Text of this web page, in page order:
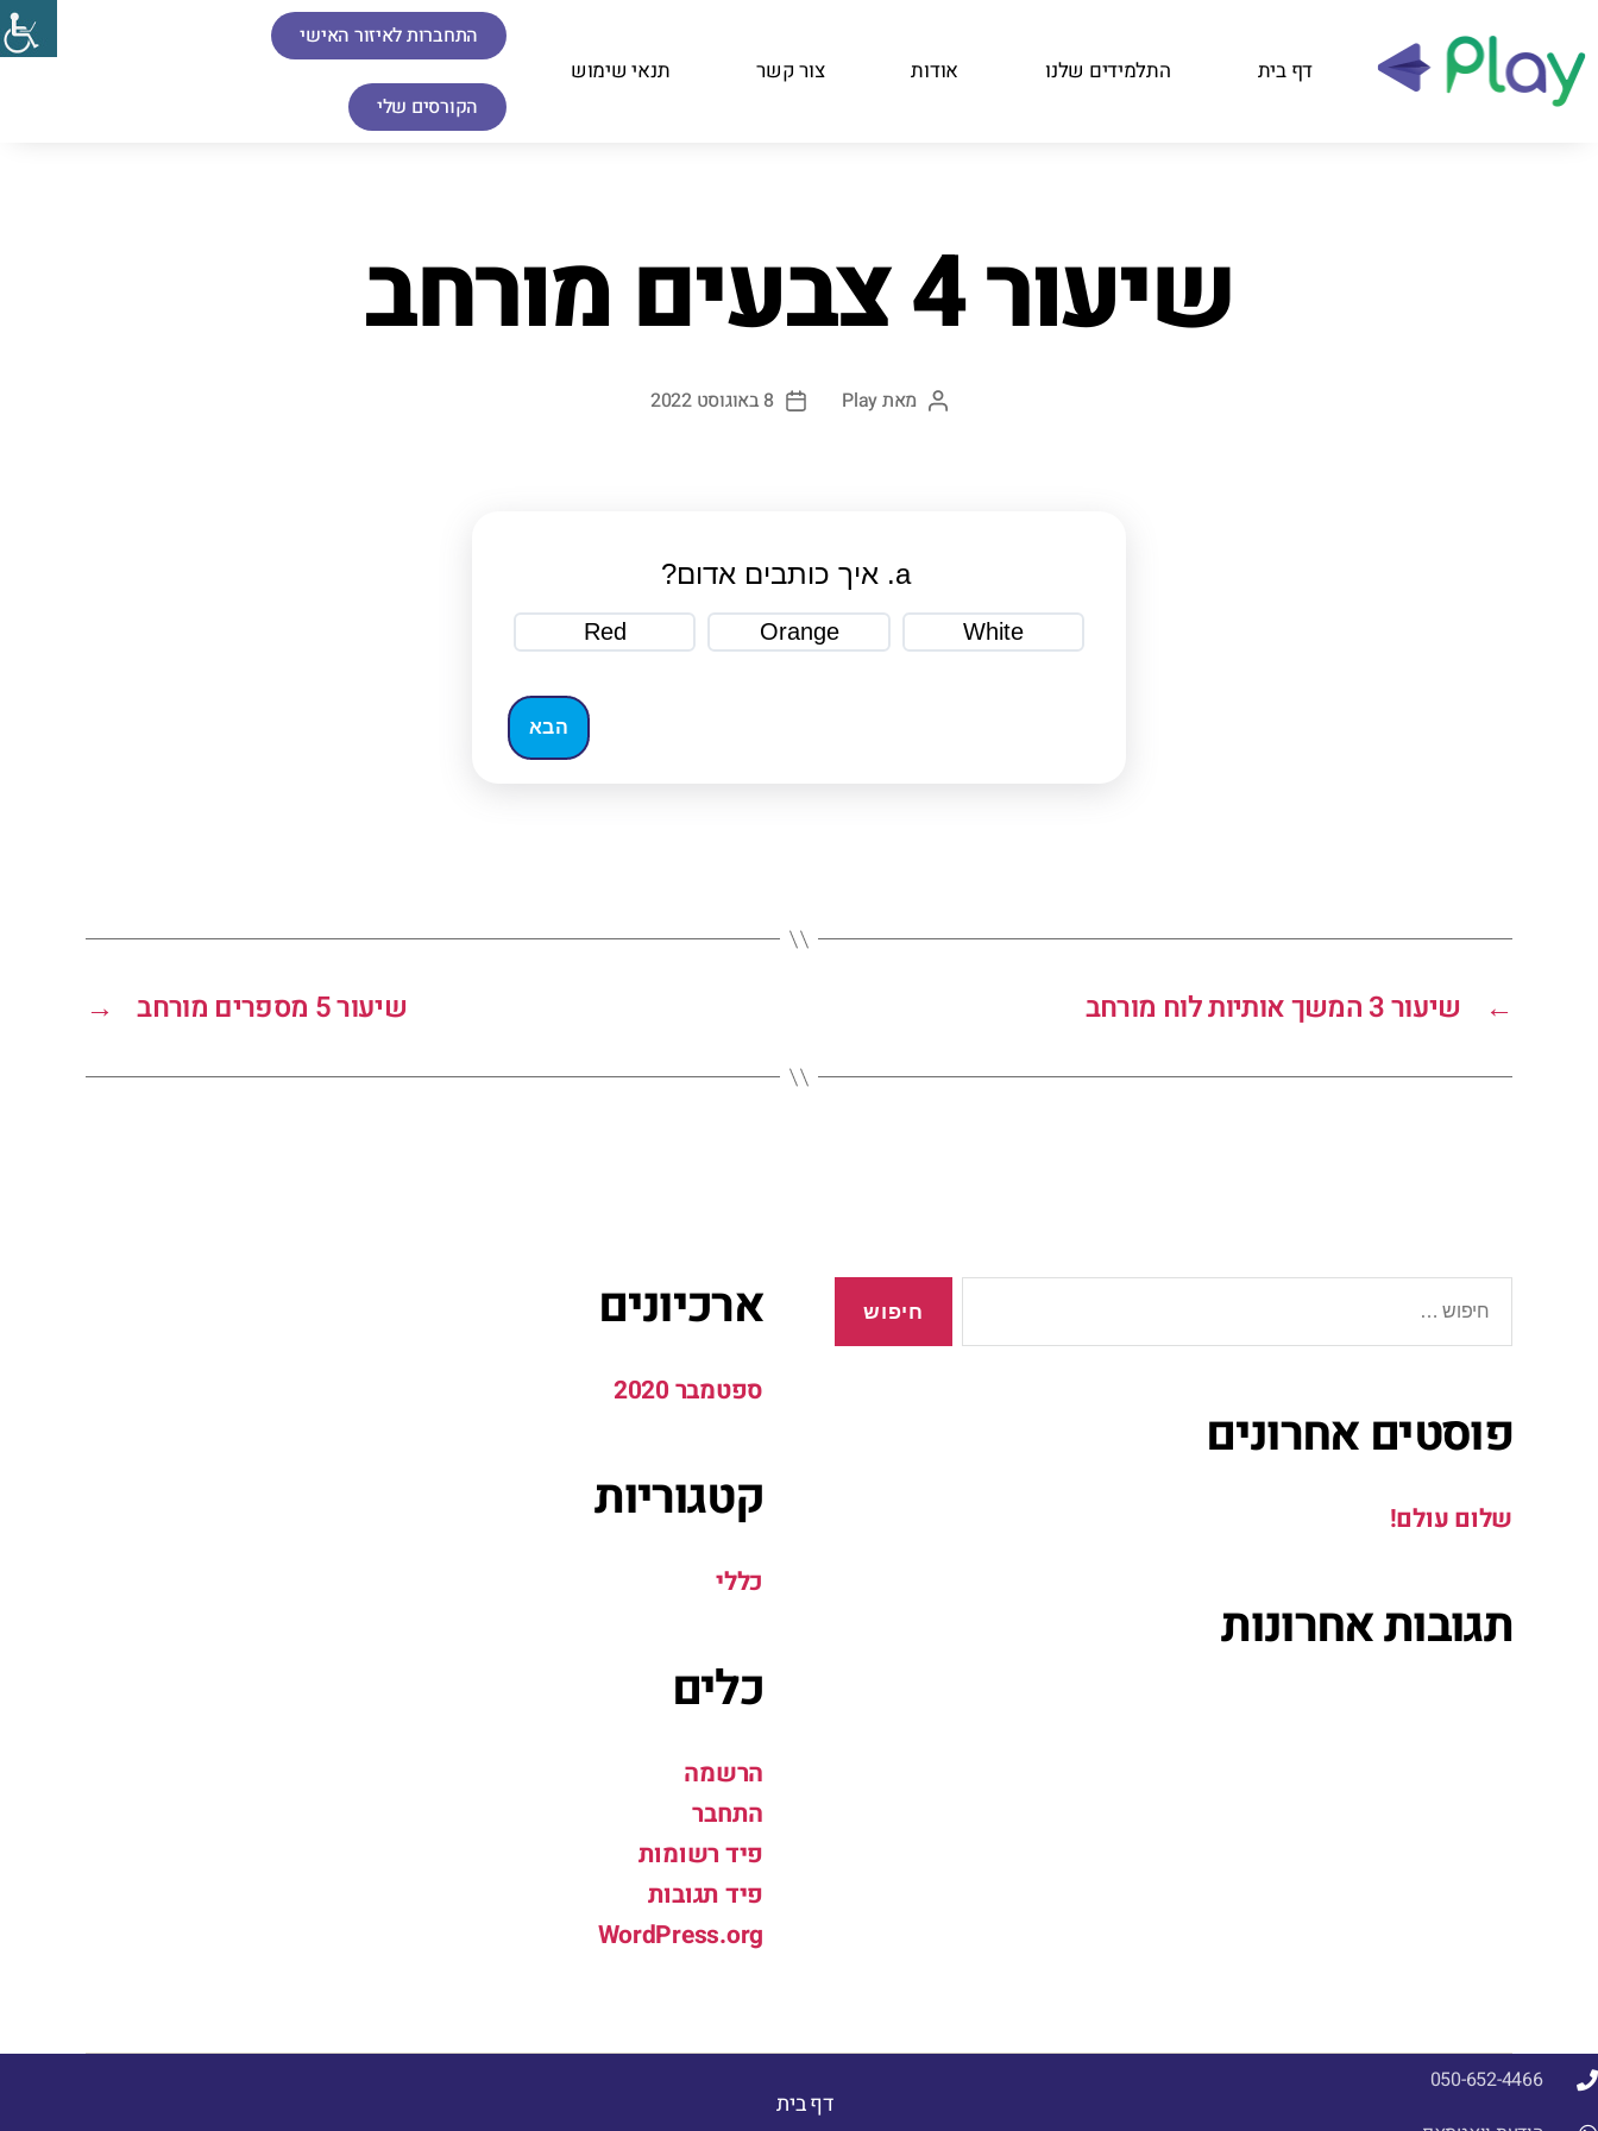
דף בית התלמידים שלנו אודות צור קשר תנאי שימוש
התחברות לאיזור האישי
הקורסים שלי
שיעור 4 צבעים מורחב
מאתPlay 8 באוגוסט 2022
איך כותבים אדום?
White
Orange
Red
← שיעור 3 המשך אותיות לוח מורחב → שיעור 5 מספרים מורחב
פוסטים אחרונים
שלום עולם!
תגובות אחרונות
ארכיונים
ספטמבר 2020
קטגוריות
כללי
כלים
הרשמה
התחבר
פיד רשומות
פיד תגובות
WordPress.org
050-652-4466
דף בית